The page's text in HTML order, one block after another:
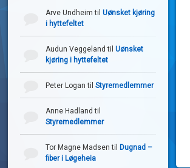
Arve Undheim tilUønsket kjøring
i hyttefeltet
Audun Veggeland tilUønsket
kjøring i hyttefeltet
Peter Logan tilStyremedlemmer
Anne Hadland til
Styremedlemmer
Tor Magne Madsen til Dugnad –
fiber i Løgeheia